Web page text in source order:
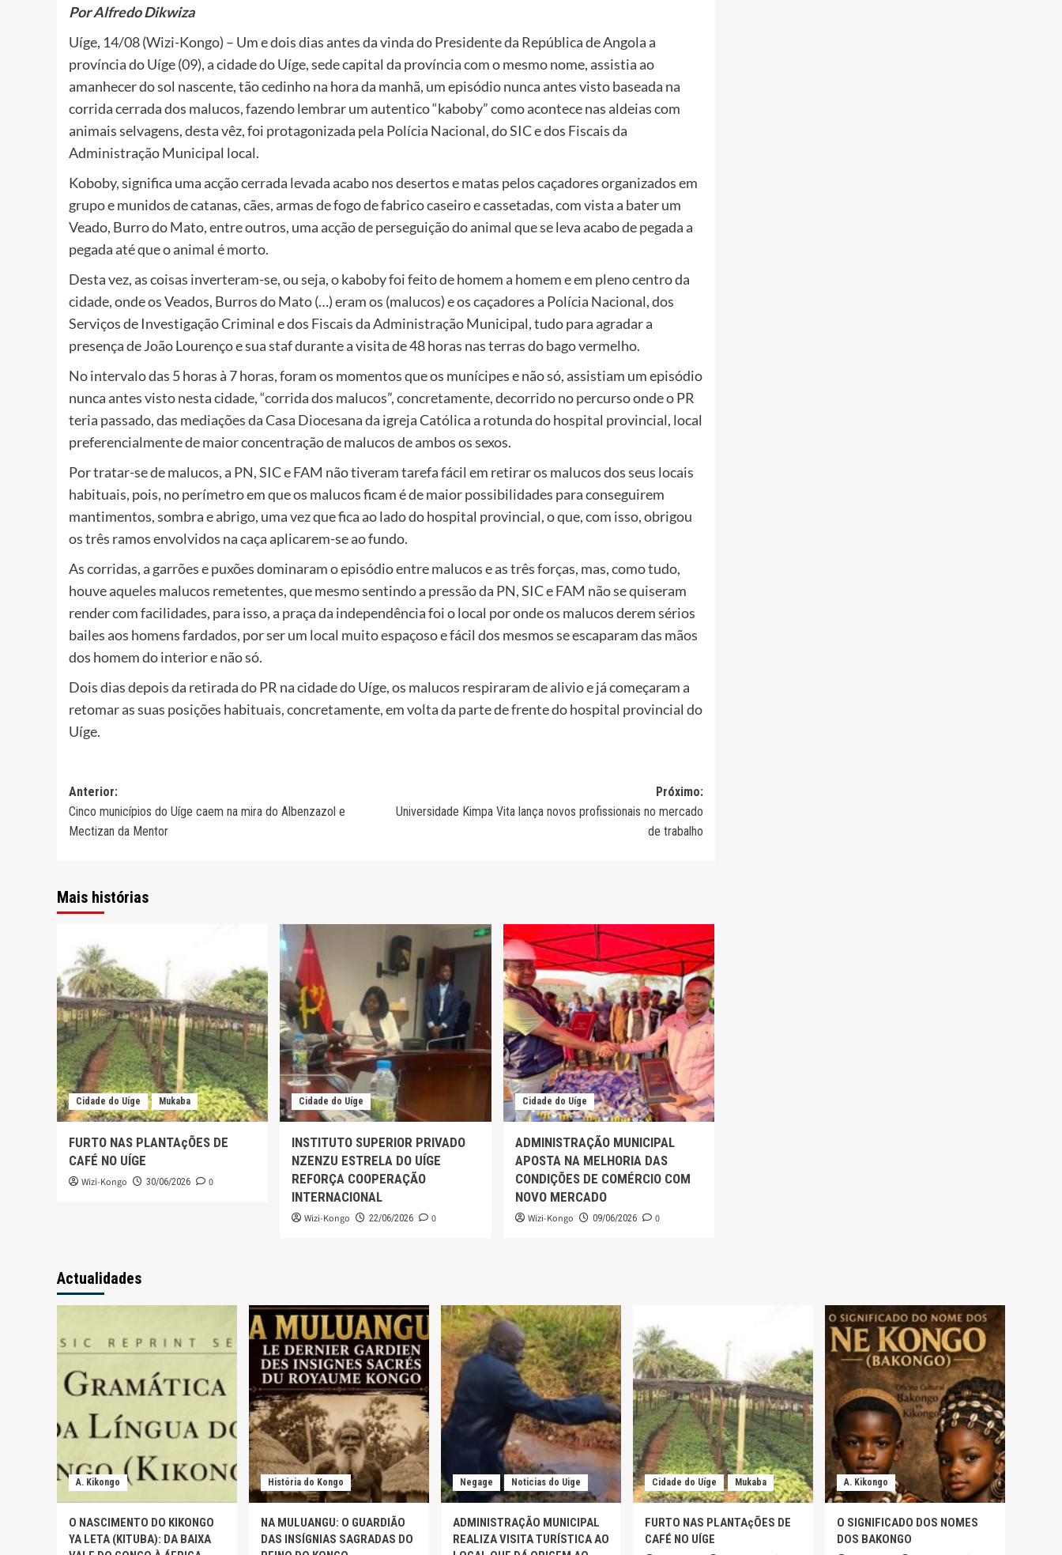
Por Alfredo Dikwiza
Uíge, 14/08 (Wizi-Kongo) – Um e dois dias antes da vinda do Presidente da República de Angola a
província do Uíge (09), a cidade do Uíge, sede capital da província com o mesmo nome, assistia ao
amanhecer do sol nascente, tão cedinho na hora da manhã, um episódio nunca antes visto baseada na
corrida cerrada dos malucos, fazendo lembrar um autentico “kaboby” como acontece nas aldeias com
animais selvagens, desta vêz, foi protagonizada pela Polícia Nacional, do SIC e dos Fiscais da
Administração Municipal local.
Koboby, significa uma acção cerrada levada acabo nos desertos e matas pelos caçadores organizados em
grupo e munidos de catanas, cães, armas de fogo de fabrico caseiro e cassetadas, com vista a bater um
Veado, Burro do Mato, entre outros, uma acção de perseguição do animal que se leva acabo de pegada a
pegada até que o animal é morto.
Desta vez, as coisas inverteram-se, ou seja, o kaboby foi feito de homem a homem e em pleno centro da
cidade, onde os Veados, Burros do Mato (…) eram os (malucos) e os caçadores a Polícia Nacional, dos
Serviços de Investigação Criminal e dos Fiscais da Administração Municipal, tudo para agradar a
presença de João Lourenço e sua staf durante a visita de 48 horas nas terras do bago vermelho.
No intervalo das 5 horas à 7 horas, foram os momentos que os munícipes e não só, assistiam um episódio
nunca antes visto nesta cidade, “corrida dos malucos”, concretamente, decorrido no percurso onde o PR
teria passado, das mediações da Casa Diocesana da igreja Católica a rotunda do hospital provincial, local
preferencialmente de maior concentração de malucos de ambos os sexos.
Por tratar-se de malucos, a PN, SIC e FAM não tiveram tarefa fácil em retirar os malucos dos seus locais
habituais, pois, no perímetro em que os malucos ficam é de maior possibilidades para conseguirem
mantimentos, sombra e abrigo, uma vez que fica ao lado do hospital provincial, o que, com isso, obrigou
os três ramos envolvidos na caça aplicarem-se ao fundo.
As corridas, a garrões e puxões dominaram o episódio entre malucos e as três forças, mas, como tudo,
houve aqueles malucos remetentes, que mesmo sentindo a pressão da PN, SIC e FAM não se quiseram
render com facilidades, para isso, a praça da independência foi o local por onde os malucos derem sérios
bailes aos homens fardados, por ser um local muito espaçoso e fácil dos mesmos se escaparam das mãos
dos homem do interior e não só.
Dois dias depois da retirada do PR na cidade do Uíge, os malucos respiraram de alivio e já começaram a
retomar as suas posições habituais, concretamente, em volta da parte de frente do hospital provincial do
Uíge.
Navegação
de
Anterior:
Cinco municípios do Uíge caem na mira do Albenzazol e
Mectizan da Mentor
Próximo:
Universidade Kimpa Vita lança novos profissionais no mercado
de trabalho
Mais histórias
Cidade do Uíge Mukaba
FURTO NAS PLANTAçÕES DE
CAFÉ NO UÍGE
Wizi-Kongo 30/06/2026 0
Cidade do Uíge
INSTITUTO SUPERIOR PRIVADO
NZENZU ESTRELA DO UÍGE
REFORÇA COOPERAÇÃO
INTERNACIONAL
Wizi-Kongo 22/06/2026 0
Cidade do Uíge
ADMINISTRAÇÃO MUNICIPAL
APOSTA NA MELHORIA DAS
CONDIÇÕES DE COMÉRCIO COM
NOVO MERCADO
Wizi-Kongo 09/06/2026 0
Actualidades
A. Kikongo
O NASCIMENTO DO KIKONGO
YA LETA (KITUBA): DA BAIXA
História do Kongo
NA MULUANGU: O GUARDIÃO
DAS INSÍGNIAS SAGRADAS DO
Negage Noticias do Uige
ADMINISTRAÇÃO MUNICIPAL
REALIZA VISITA TURÍSTICA AO
Cidade do Uíge Mukaba
FURTO NAS PLANTAçÕES DE
CAFÉ NO UÍGE
A. Kikongo
O SIGNIFICADO DOS NOMES
DOS BAKONGO